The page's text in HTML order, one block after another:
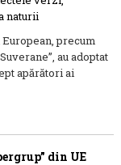
precum
au adoptat
apărători ai
din UE